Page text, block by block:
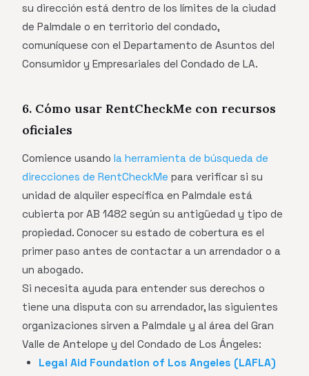
su dirección está dentro de los límites de la ciudad
de Palmdale o en territorio del condado,
comuníquese con el Departamento de Asuntos del
Consumidor y Empresariales del Condado de LA.
6. Cómo usar RentCheckMe con recursos
oficiales
Comience usando la herramienta de búsqueda de
direcciones de RentCheckMe para verificar si su
unidad de alquiler específica en Palmdale está
cubierta por AB 1482 según su antigüedad y tipo de
propiedad. Conocer su estado de cobertura es el
primer paso antes de contactar a un arrendador o a
un abogado.
Si necesita ayuda para entender sus derechos o
tiene una disputa con su arrendador, las siguientes
organizaciones sirven a Palmdale y al área del Gran
Valle de Antelope y del Condado de Los Ángeles:
Legal Aid Foundation of Los Angeles (LAFLA)